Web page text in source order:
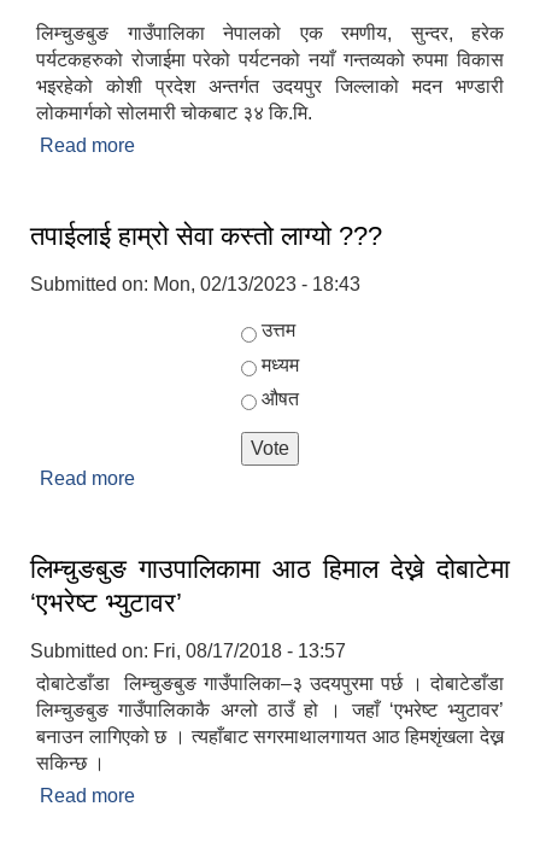
लिम्चुङबुङ गाउँपालिका नेपालको एक रमणीय, सुन्दर, हरेक
पर्यटकहरुको रोजाईमा परेको पर्यटनको नयाँ गन्तव्यको रुपमा विकास
भइरहेको कोशी प्रदेश अन्तर्गत उदयपुर जिल्लाको मदन भण्डारी
लोकमार्गको सोलमारी चोकबाट ३४ कि.मि.
Read more
तपाईलाई हाम्रो सेवा कस्तो लाग्यो ???
Submitted on: Mon, 02/13/2023 - 18:43
Choices
उत्तम
मध्यम
औषत
Read more
लिम्चुङबुङ गाउपालिकामा आठ हिमाल देख्ने दोबाटेमा
‘एभरेष्ट भ्युटावर’
Submitted on: Fri, 08/17/2018 - 13:57
दोबाटेडाँडा लिम्चुङबुङ गाउँपालिका–३ उदयपुरमा पर्छ । दोबाटेडाँडा
लिम्चुङबुङ गाउँपालिकाकै अग्लो ठाउँ हो । जहाँ ‘एभरेष्ट भ्युटावर’
बनाउन लागिएको छ । त्यहाँबाट सगरमाथालगायत आठ हिमशृंखला देख्न
सकिन्छ ।
Read more